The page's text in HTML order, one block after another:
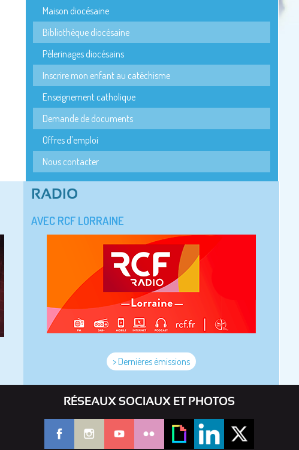
Maison diocésaine
Bibliothèque diocésaine
Pèlerinages diocésains
Inscrire mon enfant au catéchisme
Enseignement catholique
Demande de documents
Offres d'emploi
Nous contacter
RADIO
AVEC RCF LORRAINE
> Dernières émissions
RÉSEAUX SOCIAUX ET PHOTOS